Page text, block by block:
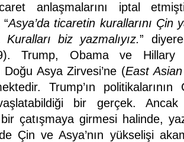
anlaşmalarını iptal
“Asya’da ticaretin kurallarını Çin
Kuralları biz yazmalıyız.”
Trump, Obama ve Hillary
Asya Zirvesi’ne (East
Trump’ın politikalarının
bir gerçek. Ancak
çatışmaya girmesi halinde,
Çin ve Asya’nın yükselişi